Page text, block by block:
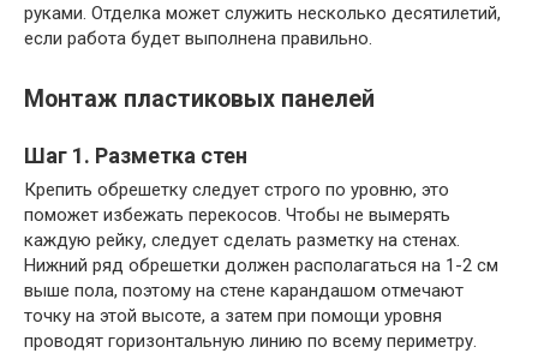
руками. Отделка может служить несколько десятилетий,
если работа будет выполнена правильно.
Монтаж пластиковых панелей
Шаг 1. Разметка стен
Крепить обрешетку следует строго по уровню, это
поможет избежать перекосов. Чтобы не вымерять
каждую рейку, следует сделать разметку на стенах.
Нижний ряд обрешетки должен располагаться на 1-2 см
выше пола, поэтому на стене карандашом отмечают
точку на этой высоте, а затем при помощи уровня
проводят горизонтальную линию по всему периметру.